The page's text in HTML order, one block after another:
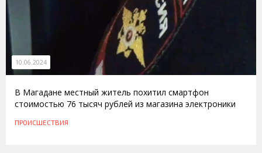
10.06.2024
В Магадане местный житель похитил смартфон
стоимостью 76 тысяч рублей из магазина электроники
ПРОИСШЕСТВИЯ